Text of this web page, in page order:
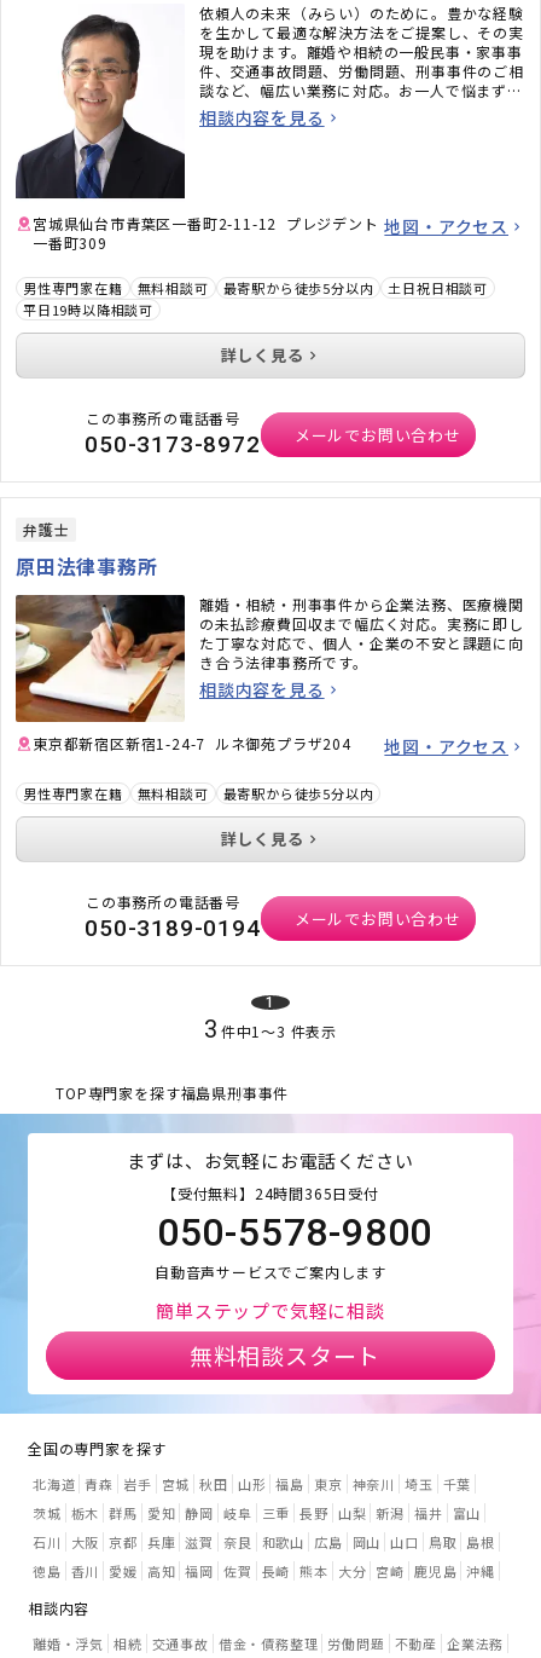
依頼人の未来（みらい）のために。豊かな経験
を生かして最適な解決方法をご提案し、その実
現を助けます。離婚や相続の一般民事・家事事
件、交通事故問題、労働問題、刑事事件のご相
談など、幅広い業務に対応。お一人で悩まずご
相談ください。
相談内容を見る
宮城県仙台市青葉区一番町2-11-12 プレジデント
一番町309
地図・アクセス
男性専門家在籍 無料相談可 最寄駅から徒歩5分以内
土日祝日相談可
平日19時以降相談可
詳しく見る
この事務所の電話番号
050-3173-8972 メールでお問い合わせ
弁護士
原田法律事務所
離婚・相続・刑事事件から企業法務、医療機関
の未払診療費回収まで幅広く対応。実務に即し
た丁寧な対応で、個人・企業の不安と課題に向
き合う法律事務所です。
相談内容を見る
東京都新宿区新宿1-24-7 ルネ御苑プラザ204 地図・アクセス
男性専門家在籍 無料相談可 最寄駅から徒歩5分以内
詳しく見る
この事務所の電話番号
050-3189-0194 メールでお問い合わせ
1
3 件中1〜3 件表示
TOP専門家を探す福島県刑事事件
まずは、お気軽にお電話ください
【受付無料】24時間365日受付
050-5578-9800
自動音声サービスでご案内します
簡単ステップで気軽に相談
無料相談スタート
全国の専門家を探す
北海道 青森 岩手 宮城 秋田 山形 福島 東京 神奈川 埼玉
千葉
茨城 栃木 群馬 愛知 静岡 岐阜 三重 長野 山梨 新潟 福井
富山
石川
大阪 京都 兵庫 滋賀 奈良 和歌山 広島 岡山 山口 鳥取
島根
徳島 香川 愛媛 高知 福岡 佐賀 長崎 熊本 大分 宮崎 鹿児島 沖縄
相談内容
離婚・浮気 相続 交通事故 借金・債務整理 労働問題 不動産 企業法務